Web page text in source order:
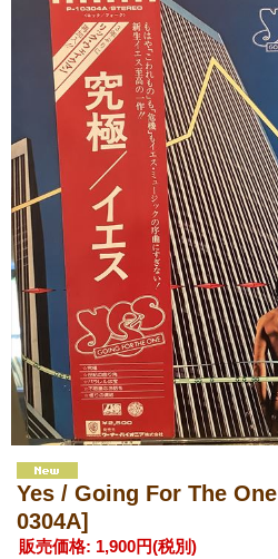
Yes / Going For The One
0304A]
販売価格: 1,900円(税別)